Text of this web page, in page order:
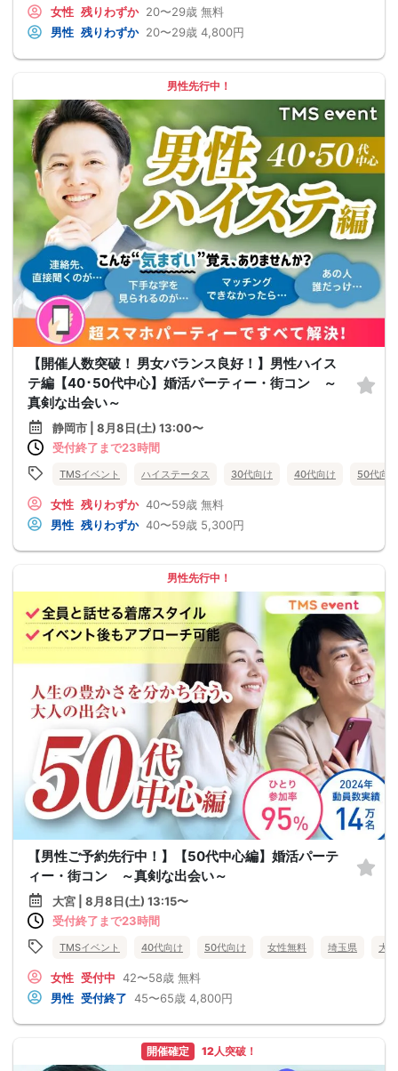
女性 残りわずか 20〜29歳 無料
男性 残りわずか 20〜29歳 4,800円
男性先行中！
【開催人数突破！ 男女バランス良好！】男性ハイス
テ編【40･50代中心】婚活パーティー・街コン ～
真剣な出会い～
静岡市 | 8月8日(土) 13:00〜
受付終了まで23時間
TMSイベント ハイステータス 30代向け 40代向け 50代向け
女性 残りわずか 40〜59歳 無料
男性 残りわずか 40〜59歳 5,300円
男性先行中！
【男性ご予約先行中！】【50代中心編】婚活パーテ
ィー・街コン ～真剣な出会い～
大宮 | 8月8日(土) 13:15〜
受付終了まで23時間
TMSイベント 40代向け 50代向け 女性無料 埼玉県 大宮
女性 受付中 42〜58歳 無料
男性 受付終了 45〜65歳 4,800円
開催確定 12人突破！